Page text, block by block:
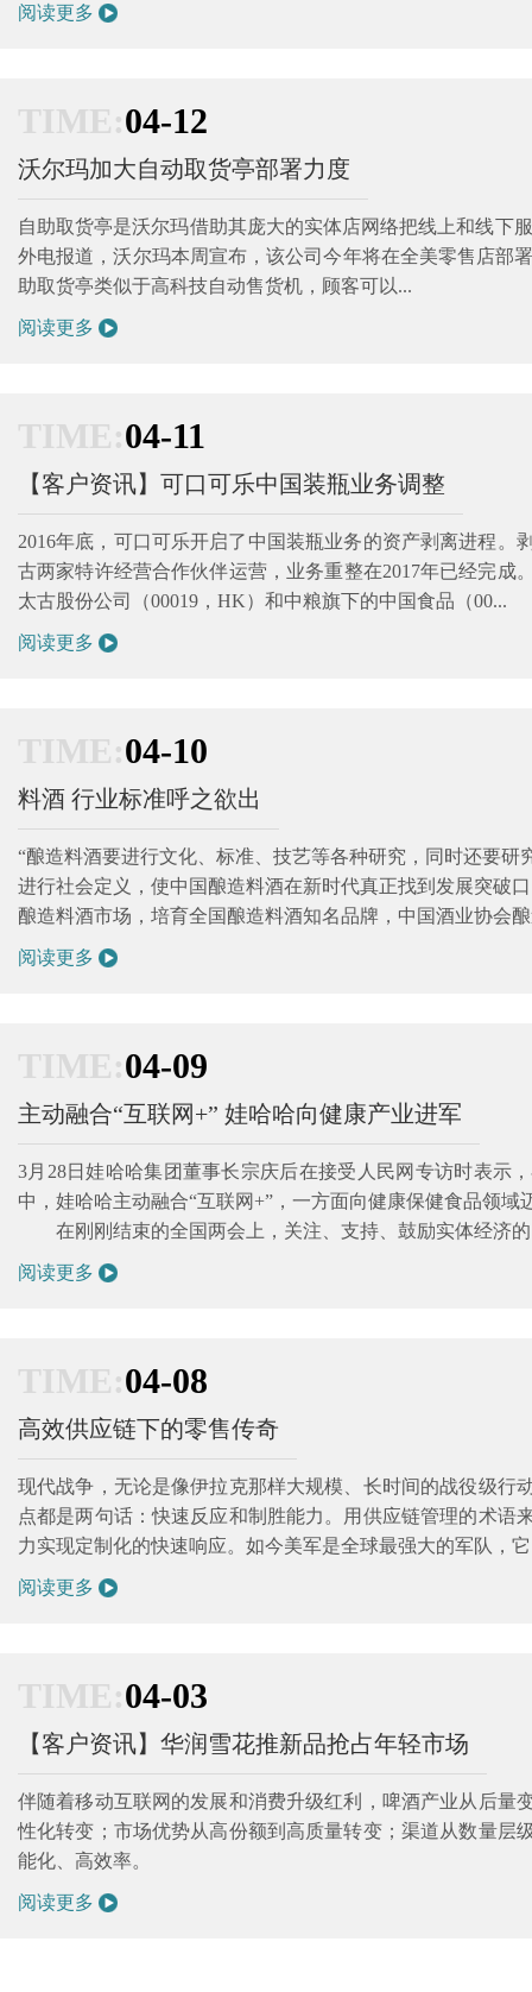
阅读更多
04-12
沃尔玛加大自动取货亭部署力度
自助取货亭是沃尔玛借助其庞大的实体店网络把线上和线
外电报道，沃尔玛本周宣布，该公司今年将在全美零售店部
助取货亭类似于高科技自动售货机，顾客可以...
阅读更多
04-11
【客户资讯】可口可乐中国装瓶业务调整
2016年底，可口可乐开启了中国装瓶业务的资产剥离进程
古两家特许经营合作伙伴运营，业务重整在2017年已经完
太古股份公司（00019，HK）和中粮旗下的中国食品（00...
阅读更多
04-10
料酒 行业标准呼之欲出
“酿造料酒要进行文化、标准、技艺等各种研究，同时还要
进行社会定义，使中国酿造料酒在新时代真正找到发展突破
酿造料酒市场，培育全国酿造料酒知名品牌，中国酒业协会
阅读更多
04-09
主动融合“互联网+” 娃哈哈向健康产业进军
3月28日娃哈哈集团董事长宗庆后在接受人民网专访时表示
中，娃哈哈主动融合“互联网+”，一方面向健康保健食品领
在刚刚结束的全国两会上，关注、支持、鼓励实体经济的
阅读更多
04-08
高效供应链下的零售传奇
现代战争，无论是像伊拉克那样大规模、长时间的战役级行
点都是两句话：快速反应和制胜能力。用供应链管理的术语
力实现定制化的快速响应。如今美军是全球最强大的军队，
阅读更多
04-03
【客户资讯】华润雪花推新品抢占年轻市场
伴随着移动互联网的发展和消费升级红利，啤酒产业从后量
性化转变；市场优势从高份额到高质量转变；渠道从数量层
能化、高效率。
阅读更多